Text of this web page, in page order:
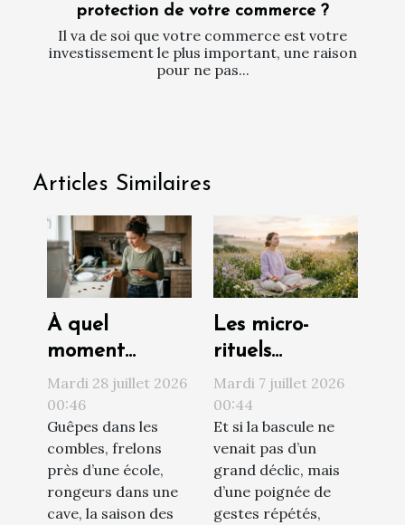
protection de votre commerce ?
Il va de soi que votre commerce est votre
investissement le plus important, une raison
pour ne pas...
Articles Similaires
À quel
moment
contacter un
professionnel
face à une
invasion de
nuisibles ?
Mardi 28 juillet 2026
00:46
Guêpes dans les
combles, frelons
près d’une école,
rongeurs dans une
cave, la saison des
Les micro-
rituels
quotidiens qui
transforment
votre vision du
monde
Mardi 7 juillet 2026
00:44
Et si la bascule ne
venait pas d’un
grand déclic, mais
d’une poignée de
gestes répétés,